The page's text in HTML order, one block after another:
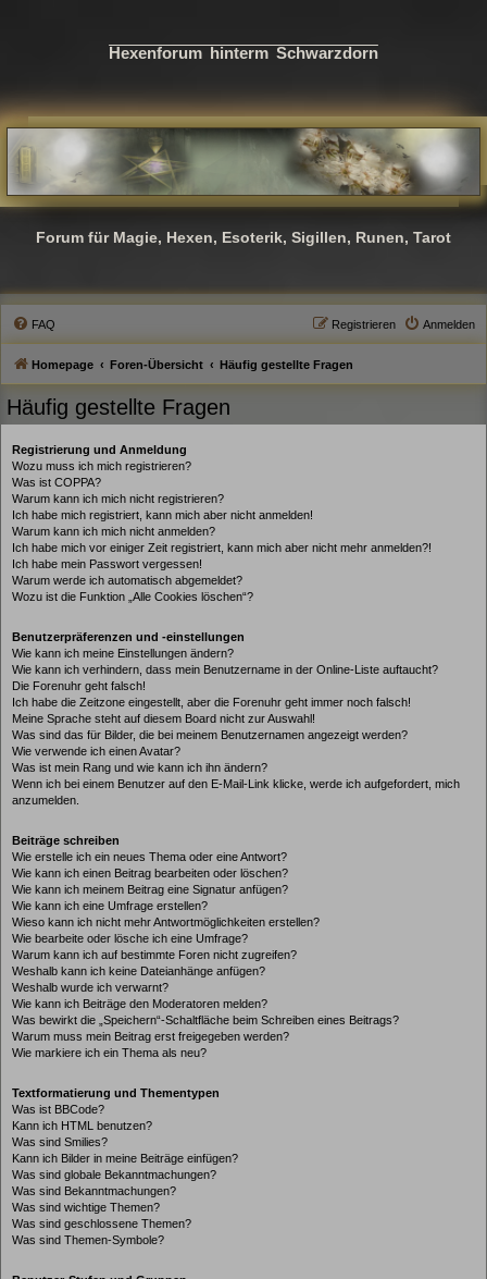
Hexenforum hinterm Schwarzdorn
Forum für Magie, Hexen, Esoterik, Sigillen, Runen, Tarot
FAQ Anmelden
Registrieren
Homepage Foren-Übersicht Häufig gestellte Fragen
Häufig gestellte Fragen
Registrierung und Anmeldung
Wozu muss ich mich registrieren?
Was ist COPPA?
Warum kann ich mich nicht registrieren?
Ich habe mich registriert, kann mich aber nicht anmelden!
Warum kann ich mich nicht anmelden?
Ich habe mich vor einiger Zeit registriert, kann mich aber nicht mehr anmelden?!
Ich habe mein Passwort vergessen!
Warum werde ich automatisch abgemeldet?
Wozu ist die Funktion „Alle Cookies löschen“?
Benutzerpräferenzen und -einstellungen
Wie kann ich meine Einstellungen ändern?
Wie kann ich verhindern, dass mein Benutzername in der Online-Liste auftaucht?
Die Forenuhr geht falsch!
Ich habe die Zeitzone eingestellt, aber die Forenuhr geht immer noch falsch!
Meine Sprache steht auf diesem Board nicht zur Auswahl!
Was sind das für Bilder, die bei meinem Benutzernamen angezeigt werden?
Wie verwende ich einen Avatar?
Was ist mein Rang und wie kann ich ihn ändern?
Wenn ich bei einem Benutzer auf den E-Mail-Link klicke, werde ich aufgefordert, mich
anzumelden.
Beiträge schreiben
Wie erstelle ich ein neues Thema oder eine Antwort?
Wie kann ich einen Beitrag bearbeiten oder löschen?
Wie kann ich meinem Beitrag eine Signatur anfügen?
Wie kann ich eine Umfrage erstellen?
Wieso kann ich nicht mehr Antwortmöglichkeiten erstellen?
Wie bearbeite oder lösche ich eine Umfrage?
Warum kann ich auf bestimmte Foren nicht zugreifen?
Weshalb kann ich keine Dateianhänge anfügen?
Weshalb wurde ich verwarnt?
Wie kann ich Beiträge den Moderatoren melden?
Was bewirkt die „Speichern“-Schaltfläche beim Schreiben eines Beitrags?
Warum muss mein Beitrag erst freigegeben werden?
Wie markiere ich ein Thema als neu?
Textformatierung und Thementypen
Was ist BBCode?
Kann ich HTML benutzen?
Was sind Smilies?
Kann ich Bilder in meine Beiträge einfügen?
Was sind globale Bekanntmachungen?
Was sind Bekanntmachungen?
Was sind wichtige Themen?
Was sind geschlossene Themen?
Was sind Themen-Symbole?